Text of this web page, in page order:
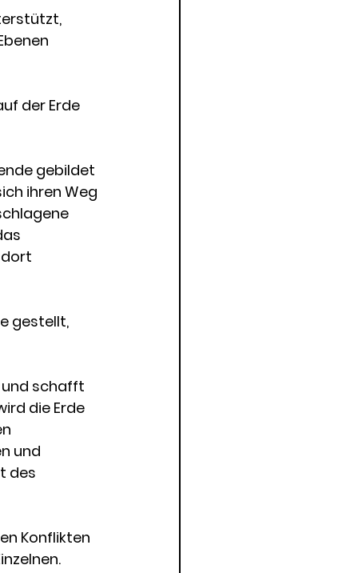
der Erde
gebildet
ihren Weg
dort
gestellt,
und schafft
die Erde
und
des
Konflikten